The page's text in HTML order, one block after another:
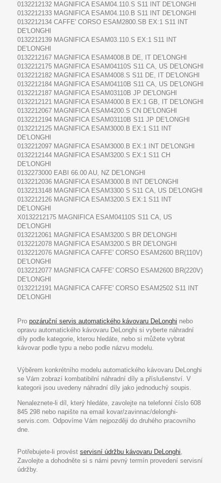
0132212132 MAGNIFICA ESAM04.110.S S11 INT DE'LONGHI
0132212133 MAGNIFICA ESAM04.110.B S11 INT DE'LONGHI
0132212134 CAFFE' CORSO ESAM2800.SB EX:1 S11 INT
DE'LONGHI
0132212139 MAGNIFICA ESAM03.110.S EX:1 S11 INT
DE'LONGHI
0132212167 MAGNIFICA ESAM4008.B DE, IT DE'LONGHI
0132212175 MAGNIFICA ESAM04110S S11 CA, US DE'LONGHI
0132212182 MAGNIFICA ESAM4008.S S11 DE, IT DE'LONGHI
0132212184 MAGNIFICA ESAM04110B S11 CA, US DE'LONGHI
0132212187 MAGNIFICA ESAM03110B JP DE'LONGHI
0132212121 MAGNIFICA ESAM4000.B EX:1 GB, IT DE'LONGHI
0132212067 MAGNIFICA ESAM4200.S CN DE'LONGHI
0132212194 MAGNIFICA ESAM03110B S11 JP DE'LONGHI
0132212125 MAGNIFICA ESAM3000.B EX:1 S11 INT
DE'LONGHI
0132212097 MAGNIFICA ESAM3000.B EX:1 INT DE'LONGHI
0132212144 MAGNIFICA ESAM3200.S EX:1 S11 CH
DE'LONGHI
0132273000 EABI 66.00 AU, NZ DE'LONGHI
0132212036 MAGNIFICA ESAM3000.B INT DE'LONGHI
0132213148 MAGNIFICA ESAM3300 S S11 CA, US DE'LONGHI
0132212126 MAGNIFICA ESAM3200.S EX:1 S11 INT
DE'LONGHI
X0132212175 MAGNIFICA ESAM04110S S11 CA, US
DE'LONGHI
0132212061 MAGNIFICA ESAM3200.S BR DE'LONGHI
0132212078 MAGNIFICA ESAM3200.S BR DE'LONGHI
0132212076 MAGNIFICA CAFFE' CORSO ESAM2600 BR(110V)
DE'LONGHI
0132212077 MAGNIFICA CAFFE' CORSO ESAM2600 BR(220V)
DE'LONGHI
0132212191 MAGNIFICA CAFFE' CORSO ESAM2502 S11 INT
DE'LONGHI
Pro pozáruční servis automatického kávovaru DeLonghi nebo
opravu automatického kávovaru DeLonghi si vyberte náhradní
díly podle kategorie, kterou hledáte, nebo si můžete vybrat
kávovar podle typu a nebo podle názvu modelu.
Výběrem konkrétního modelu automatického kávovaru DeLonghi
se Vám zobrazí kombatibilní náhradní díly a příslušenství. V
kategorii jsou uvedeny náhradní díly jako jednoduchý soupis.
Nenaleznete-li díl, který hledáte, zavolejte na telefonní číslo 608
845 298 nebo napište na email kovar/zavinnac/delonghi-
servis.com. Odpovíme Vám nejpozději do druhého pracovního
dne.
Potřebujete-li provést servisní údržbu kávovaru DeLonghi,
Zavolejte a dohodněte si s námi pevný termín provedení servisní
údržby.